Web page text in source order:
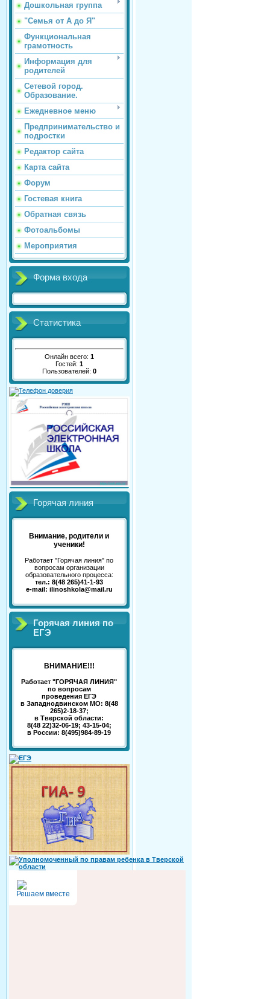
Дошкольная группа
"Семья от А до Я"
Функциональная
грамотность
Информация для
родителей
Сетевой город.
Образование.
Ежедневное меню
Предпринимательство и
подростки
Редактор сайта
Карта сайта
Форум
Гостевая книга
Обратная связь
Фотоальбомы
Мероприятия
Форма входа
Статистика
Онлайн всего: 1
Гостей: 1
Пользователей: 0
Горячая линия
Внимание, родители и
ученики!
Работает "Горячая линия" по
вопросам организации
образовательного процесса:
тел.: 8(48 265)41-1-93
e-mail: ilinoshkola@mail.ru
Горячая линия по
ЕГЭ
ВНИМАНИЕ!!!
Работает "ГОРЯЧАЯ ЛИНИЯ"
по вопросам
проведения ЕГЭ
в Западнодвинском МО: 8(48
265)2-18-37;
в Тверской области:
8(48 22)32-06-19; 43-15-04;
в России: 8(495)984-89-19
Решаем вместе